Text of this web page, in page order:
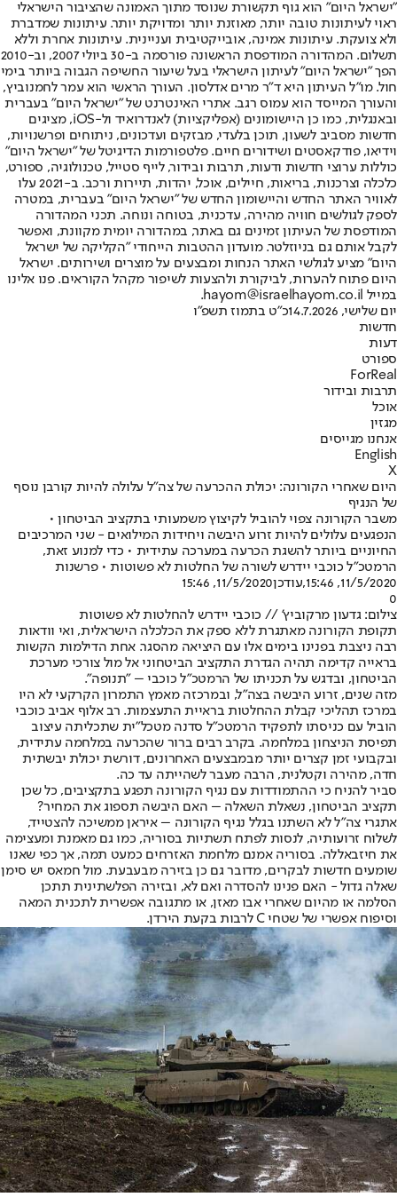
"ישראל היום" הוא גוף תקשורת שנוסד מתוך האמונה שהציבור הישראלי
ראוי לעיתונות טובה יותר, מאוזנת יותר ומדויקת יותר. עיתונות שמדברת
ולא צועקת. עיתונות אמינה, אובייקטיבית ועניינית. עיתונות אחרת וללא
תשלום. המהדורה המודפסת הראשונה פורסמה ב-30 ביולי 2007, וב-2010
הפך "ישראל היום" לעיתון הישראלי בעל שיעור החשיפה הגבוה ביותר בימי
חול. מו"ל העיתון היא ד"ר מרים אדלסון. העורך הראשי הוא עמר לחמנוביץ,
והעורך המייסד הוא עמוס רגב. אתרי האינטרנט של "ישראל היום" בעברית
ובאנגלית, כמו כן היישומונים (אפליקציות) לאנדרואיד ול-iOS, מציגים
חדשות מסביב לשעון, תוכן בלעדי, מבזקים ועדכונים, ניתוחים ופרשנויות,
וידיאו, פודקאסטים ושידורים חיים. פלטפורמות הדיגיטל של "ישראל היום"
כוללות ערוצי חדשות ודעות, תרבות ובידור, לייף סטייל, טכנולוגיה, ספורט,
כלכלה וצרכנות, בריאות, חיילים, אוכל, יהדות, תיירות ורכב. ב-2021 עלו
לאוויר האתר החדש והיישומון החדש של "ישראל היום" בעברית, במטרה
לספק לגולשים חוויה מהירה, עדכנית, בטוחה ונוחה. תכני המהדורה
המודפסת של העיתון זמינים גם באתר, במהדורה יומית מקוונת, ואפשר
לקבל אותם גם בניוזלטר. מועדון ההטבות הייחודי "הקליקה של ישראל
היום" מציע לגולשי האתר הנחות ומבצעים על מוצרים ושירותים. ישראל
היום פתוח להערות, לביקורת ולהצעות לשיפור מקהל הקוראים. פנו אלינו
במייל hayom@israelhayom.co.il.
יום שלישי, 14.7.2026
כ"ט בתמוז תשפ"ו
חדשות
דעות
ספורט
ForReal
תרבות ובידור
אוכל
מגזין
אנחנו מגייסים
English
X
היום שאחרי הקורונה: יכולת ההכרעה של צה"ל עלולה להיות קורבן נוסף
של הנגיף
משבר הקורונה צפוי להוביל לקיצוץ משמעותי בתקציב הביטחון •
הנפגעים עלולים להיות זרוע היבשה ויחידות המילואים - שני המרכיבים
החיוניים ביותר להשגת הכרעה במערכה עתידית • כדי למנוע זאת,
הרמטכ"ל כוכבי יידרש לשורה של החלטות לא פשוטות • פרשנות
11/5/2020, 15:46
,עודכן11/5/2020, 15:46
0
צילום: גדעון מרקוביץ' // כוכבי יידרש להחלטות לא פשוטות
תקופת הקורונה מאתגרת ללא ספק את הכלכלה הישראלית, ואי וודאות
רבה ניצבת בפנינו בימים אלו עם היציאה מהסגר. אחת הדילמות הקשות
בראייה קדימה תהיה הגדרת התקציב הביטחוני אל מול צורכי מערכת
הביטחון, ובדגש על תכניתו של הרמטכ"ל כוכבי – "תנופה".
מזה שנים, זרוע היבשה בצה"ל, ובמרכזה מאמץ התמרון הקרקעי לא היו
במרכז תהליכי קבלת ההחלטות בראיית התעצמות. רב אלוף אביב כוכבי
הוביל עם כניסתו לתפקיד הרמטכ"ל סדנה מטכל"ית שתכליתה עיצוב
תפיסת הניצחון במלחמה. בקרב רבים ברור שהכרעה במלחמה עתידית,
ובקבועי זמן קצרים יותר מבמבצעים האחרונים, דורשת יכולת יבשתית
חדה, מהירה וקטלנית, הרבה מעבר לשהייתה עד כה.
סביר להניח כי ההתמודדות עם נגיף הקורונה תפגע בתקציבים, כל שכן
תקציב הביטחון, נשאלת השאלה – האם היבשה תספוג את המחיר?
אתגרי צה"ל לא השתנו בגלל נגיף הקורונה – איראן ממשיכה להצטייד,
לשלוח זרועותיה, לנסות לפתח תשתיות בסוריה, כמו גם מאמנת ומעצימה
את חיזבאללה. בסוריה אמנם מלחמת האזרחים כמעט תמה, אך כפי שאנו
שומעים חדשות לבקרים, מדובר גם כן בזירה מבעבעת. מול חמאס יש סימן
שאלה גדול - האם פנינו להסדרה ואם לא, ובזירה הפלשתינית תתכן
הסלמה או מהיום שאחרי אבו מאזן, או מתגובה אפשרית לתכנית המאה
וסיפוח אפשרי של שטחי C לרבות בקעת הירדן.